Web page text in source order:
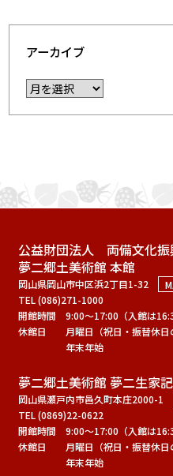
アーカイブ
公益財団法人 両備文化振
夢二郷土美術館 本館
岡山県岡山市中区浜2丁目1-32
TEL (086)271-1000
開館時間
9:00～17:00（入館は
休館日
月曜日（祝日・振替休日
年末年始
夢二郷土美術館 夢二生家
岡山県瀬戸内市邑久町本庄2000-1
TEL (0869)22-0622
開館時間
9:00～17:00（入館は
休館日
月曜日（祝日・振替休日
年末年始